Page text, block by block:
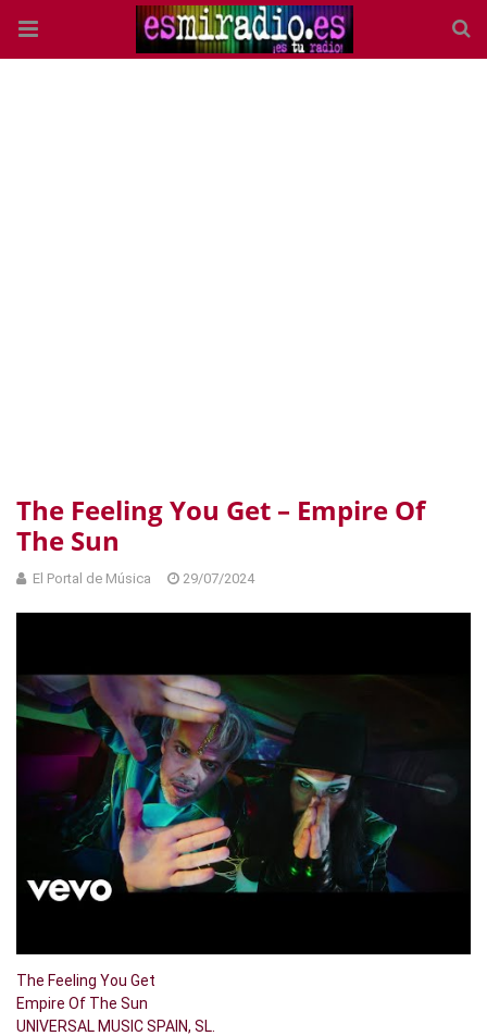
The Feeling You Get – Empire Of
The Sun
El Portal de Música 29/07/2024
The Feeling You Get
Empire Of The Sun
UNIVERSAL MUSIC SPAIN, SL.